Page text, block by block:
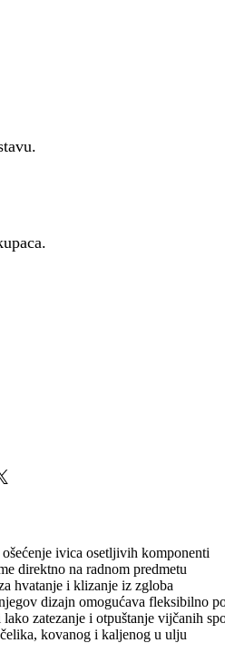
ivica osetljivih komponenti
direktno na radnom predmetu
hvatanje i klizanje iz zgloba
dizajn omogućava fleksibilno
zatezanje i otpuštanje vijčanih
kovanog i kaljenog u ulju